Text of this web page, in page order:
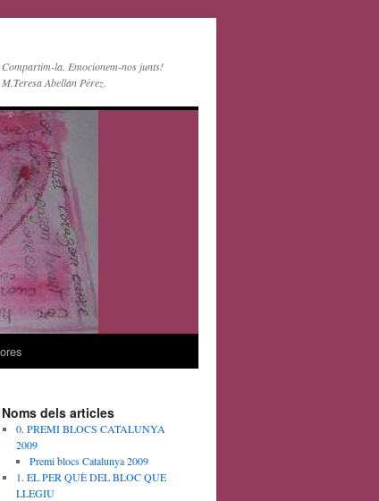
Compartim-la. Emocionem-nos junts!
M.Teresa Abellan Pérez.
Noms dels articles
0. PREMI BLOCS CATALUNYA
2009
Premi blocs Catalunya 2009
1. EL PER QUÈ DEL BLOC QUE
LLEGIU